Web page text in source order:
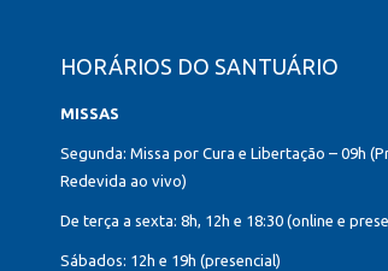
HORÁRIOS DO SANTUÁRIO
MISSAS
Segunda: Missa por Cura e Libertação – 09h
Redevida ao vivo)
De terça a sexta: 8h, 12h e 18:30 (online e
Sábados: 12h e 19h (presencial)